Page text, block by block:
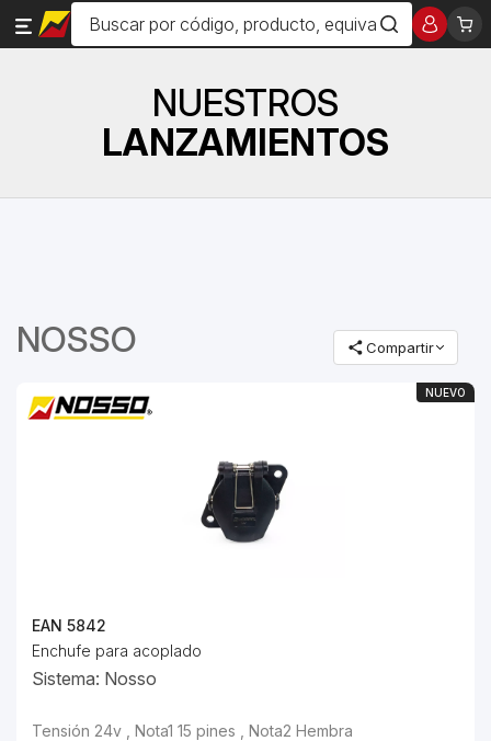
NUESTROS
LANZAMIENTOS
NOSSO Compartir
EAN 5842
Enchufe para acoplado
Sistema: Nosso
Tensión 24v , Nota1 15 pines , Nota2 Hembra
NUEVO